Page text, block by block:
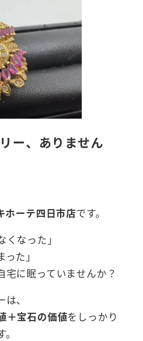
ー、ありません
ホーテ四日市店です。
くなった」
た」
宅に眠っていませんか？
、
＋宝石の価値をしっかり